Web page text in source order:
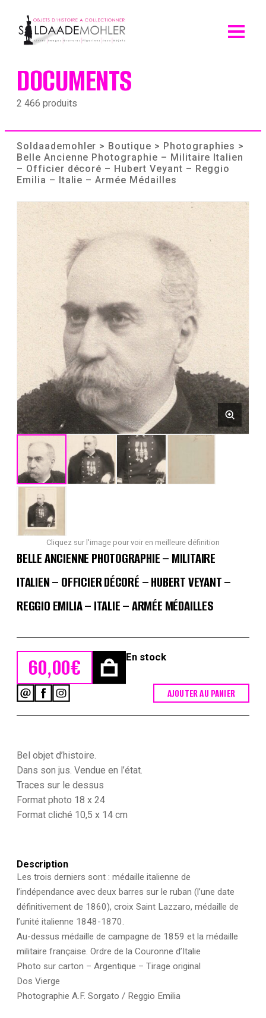
content
DOCUMENTS
2 466 produits
Soldaademohler > Boutique > Photographies >
Belle Ancienne Photographie – Militaire Italien
– Officier décoré – Hubert Veyant – Reggio
Emilia – Italie – Armée Médailles
Cliquez sur l'image pour voir en meilleure définition
BELLE ANCIENNE PHOTOGRAPHIE – MILITAIRE
ITALIEN – OFFICIER DÉCORÉ – HUBERT VEYANT –
REGGIO EMILIA – ITALIE – ARMÉE MÉDAILLES
60,00€ En stock
-
Militaire
Italien
-
Officier
décoré
Emilia
-
Italie
-
Armée
Médailles
AJOUTER AU PANIER
Bel objet d’histoire.
Dans son jus. Vendue en l’état.
Traces sur le dessus
Format photo 18 x 24
Format cliché 10,5 x 14 cm
Description
Les trois derniers sont : médaille italienne de
l’indépendance avec deux barres sur le ruban (l’une date
définitivement de 1860), croix Saint Lazzaro, médaille de
l’unité italienne 1848-1870.
Au-dessus médaille de campagne de 1859 et la médaille
militaire française. Ordre de la Couronne d’Italie
Photo sur carton – Argentique – Tirage original
Dos Vierge
Photographie A.F. Sorgato / Reggio Emilia